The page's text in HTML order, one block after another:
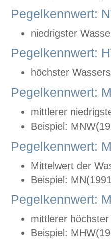
Pegelkennwert:
niedrigster
Pegelkennwert:
höchster
Pegelkennwert:
mittlerer
Beispiel:
Pegelkennwert:
Mittelwert der
Beispiel:
Pegelkennwert:
mittlerer
Beispiel: